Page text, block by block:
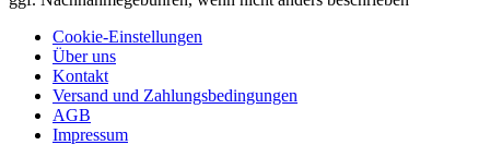
Cookie-Einstellungen
Über uns
Kontakt
Versand und Zahlungsbedingungen
AGB
Impressum